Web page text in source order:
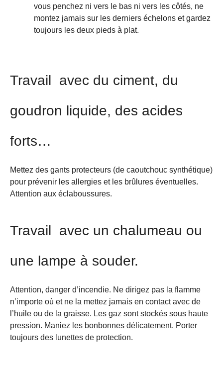
vous penchez ni vers le bas ni vers les côtés, ne
montez jamais sur les derniers échelons et gardez
toujours les deux pieds à plat.
Travail avec du ciment, du
goudron liquide, des acides
forts…
Mettez des gants protecteurs (de caoutchouc synthétique)
pour prévenir les allergies et les brûlures éventuelles.
Attention aux éclaboussures.
Travail avec un chalumeau ou
une lampe à souder.
Attention, danger d’incendie. Ne dirigez pas la flamme
n’importe où et ne la mettez jamais en contact avec de
l’huile ou de la graisse. Les gaz sont stockés sous haute
pression. Maniez les bonbonnes délicatement. Porter
toujours des lunettes de protection.